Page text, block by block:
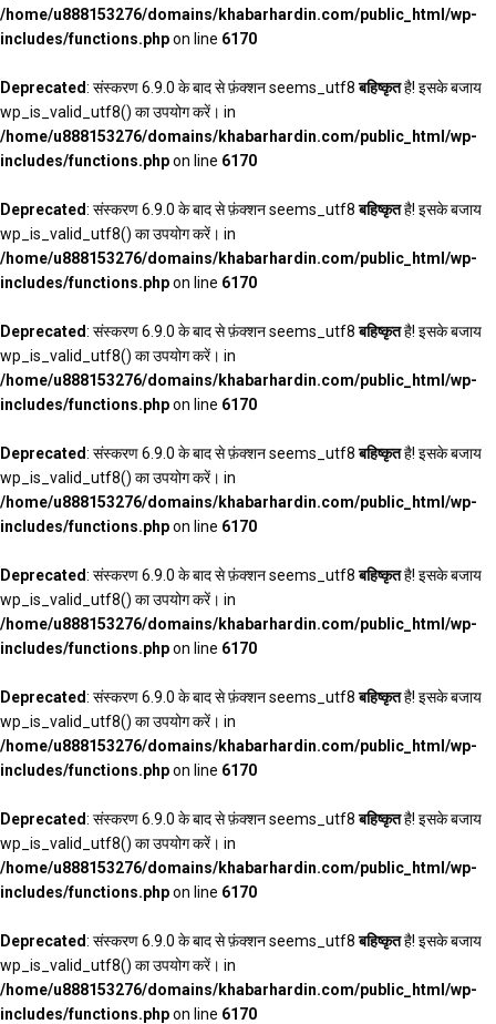
/home/u888153276/domains/khabarhardin.com/public_html/wp-
includes/functions.phpon line 6170
Deprecated: संस्करण 6.9.0 के बाद से फ़ंक्शन seems_utf8बहिष्कृतहै! इसके बजाय
wp_is_valid_utf8() का उपयोग करें। in
/home/u888153276/domains/khabarhardin.com/public_html/wp-
includes/functions.phpon line 6170
Deprecated: संस्करण 6.9.0 के बाद से फ़ंक्शन seems_utf8बहिष्कृतहै! इसके बजाय
wp_is_valid_utf8() का उपयोग करें। in
/home/u888153276/domains/khabarhardin.com/public_html/wp-
includes/functions.phpon line 6170
Deprecated: संस्करण 6.9.0 के बाद से फ़ंक्शन seems_utf8बहिष्कृतहै! इसके बजाय
wp_is_valid_utf8() का उपयोग करें। in
/home/u888153276/domains/khabarhardin.com/public_html/wp-
includes/functions.phpon line 6170
Deprecated: संस्करण 6.9.0 के बाद से फ़ंक्शन seems_utf8बहिष्कृतहै! इसके बजाय
wp_is_valid_utf8() का उपयोग करें। in
/home/u888153276/domains/khabarhardin.com/public_html/wp-
includes/functions.phpon line 6170
Deprecated: संस्करण 6.9.0 के बाद से फ़ंक्शन seems_utf8बहिष्कृतहै! इसके बजाय
wp_is_valid_utf8() का उपयोग करें। in
/home/u888153276/domains/khabarhardin.com/public_html/wp-
includes/functions.phpon line 6170
Deprecated: संस्करण 6.9.0 के बाद से फ़ंक्शन seems_utf8बहिष्कृतहै! इसके बजाय
wp_is_valid_utf8() का उपयोग करें। in
/home/u888153276/domains/khabarhardin.com/public_html/wp-
includes/functions.phpon line 6170
Deprecated: संस्करण 6.9.0 के बाद से फ़ंक्शन seems_utf8बहिष्कृतहै! इसके बजाय
wp_is_valid_utf8() का उपयोग करें। in
/home/u888153276/domains/khabarhardin.com/public_html/wp-
includes/functions.phpon line 6170
Deprecated: संस्करण 6.9.0 के बाद से फ़ंक्शन seems_utf8बहिष्कृतहै! इसके बजाय
wp_is_valid_utf8() का उपयोग करें। in
/home/u888153276/domains/khabarhardin.com/public_html/wp-
includes/functions.phpon line 6170